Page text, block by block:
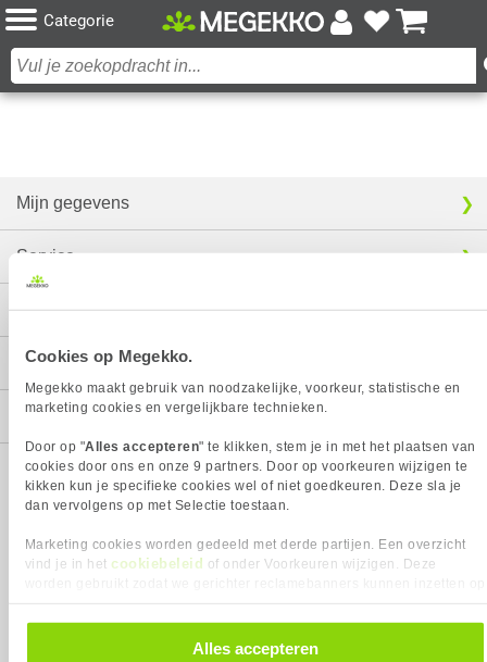
Cookies op Megekko.
Megekko maakt gebruik van noodzakelijke, voorkeur, statistische en
marketing cookies en vergelijkbare technieken.
Door op "Alles accepteren" te klikken, stem je in met het plaatsen van
cookies door ons en onze 9 partners. Door op voorkeuren wijzigen te
kikken kun je specifieke cookies wel of niet goedkeuren. Deze sla je
dan vervolgens op met Selectie toestaan.
Marketing cookies worden gedeeld met derde partijen. Een overzicht
vind je in het cookiebeleid of onder Voorkeuren wijzigen. Deze
alle cookies. Je kunt je gegeven toestemming altijd intrekken, dit doe je
door in de footer van onze website te klikken op ‘Cookievoorkeuren’
Alles accepteren
Categorie
Mijn gegevens
Service
Contact
Megekko
Categorieën
MEGEKKO.NL © 2026